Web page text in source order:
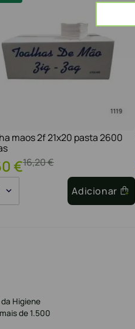
maos 2f 21x20 pasta 2600
16,20€
€
Adicionar
Higiene
de 1.500